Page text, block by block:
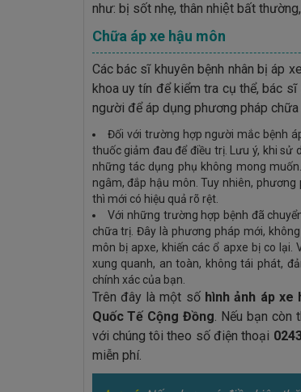
như: bị sốt nhẹ, thân nhiệt bất
Chữa áp xe hậu môn
Các bác sĩ khuyên bệnh nhân bị áp
khoa uy tín để kiểm tra cụ thể, bác
người để áp dụng phương pháp
Đối với trường hợp người mắc bệnh
thuốc giảm đau để điều trị. Lưu ý, khi
những tác dụng phụ không mong
ngâm, đắp hậu môn. Tuy nhiên,
thì mới có hiệu quả rõ rệt.
Với những trường hợp bệnh đã
chữa trị. Đây là phương pháp mới,
môn bị apxe, khiến các ổ apxe bị co
xung quanh, an toàn, không tái phát,
chính xác của bạn.
Trên đây là một số hình ảnh áp xe
Quốc Tế Cộng Đồng. Nếu bạn còn
với chúng tôi theo số điện thoại
miễn phí.